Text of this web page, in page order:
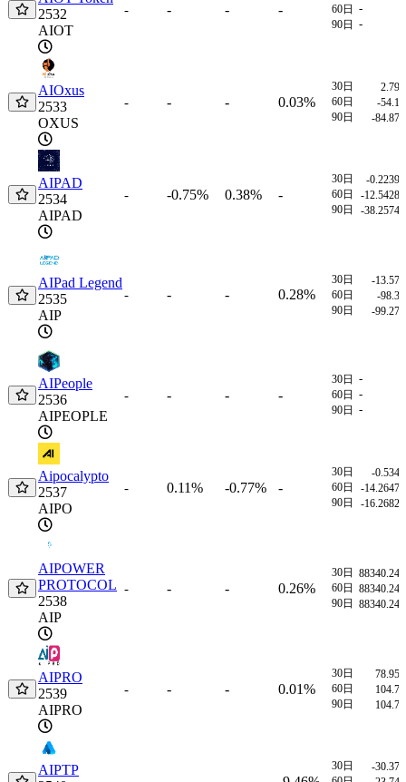
2532
AIOT
- - - - 60日 -
90日 -
AIOxus
2533
OXUS
- - - 0.03%
30日
60日
-
90日
-
AIPAD
2534
AIPAD
- -0.75% 0.38% -
30日
-
60日
-
90日
-
AIPad Legend
2535
AIP
- - - 0.28%
30日
-
60日
-
90日
-
AIPeople
2536
AIPEOPLE
- - - -
30日 -
60日 -
90日 -
Aipocalypto
2537
AIPO
- 0.11% -0.77% -
30日
-
60日
-
90日
-
AIPOWER
PROTOCOL
2538
AIP
- - - 0.26%
30日
60日
90日
AIPRO
2539
AIPRO
- - - 0.01%
30日
60日
90日
AIPTP
30日
-